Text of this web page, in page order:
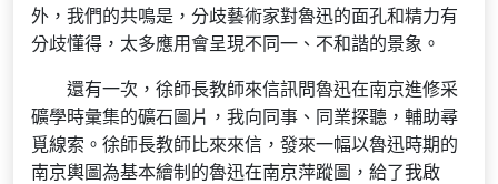
外，我們的共鳴是，分歧藝術家對魯迅的面孔和精力有
分歧懂得，太多應用會呈現不同一、不和諧的景象。
還有一次，徐師長教師來信訊問魯迅在南京進修采
礦學時彙集的礦石圖片，我向同事、同業探聽，輔助尋
覓線索。徐師長教師比來來信，發來一幅以魯迅時期的
南京輿圖為基本繪制的魯迅在南京萍蹤圖，給了我啟